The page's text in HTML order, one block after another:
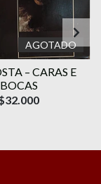
AGOTADO
‎– CARAS E
BOCAS